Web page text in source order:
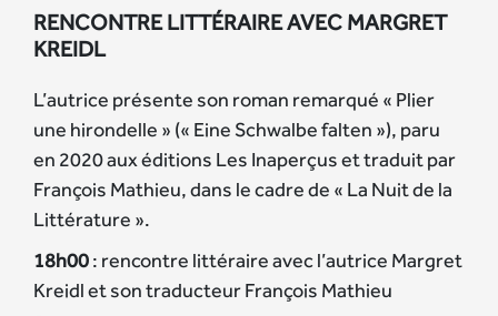
RENCONTRE LITTÉRAIRE AVEC MARGRET
KREIDL
L’autrice présente son roman remarqué « Plier
une hirondelle » (« Eine Schwalbe falten »), paru
en 2020 aux éditions Les Inaperçus et traduit par
François Mathieu, dans le cadre de « La Nuit de la
Littérature ».
18h00: rencontre littéraire avec l’autrice Margret
Kreidl et son traducteur François Mathieu